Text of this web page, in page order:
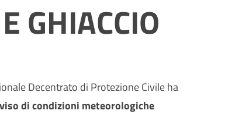
GHIACCIO
Decentrato di Protezione Civile ha
di condizioni meteorologiche